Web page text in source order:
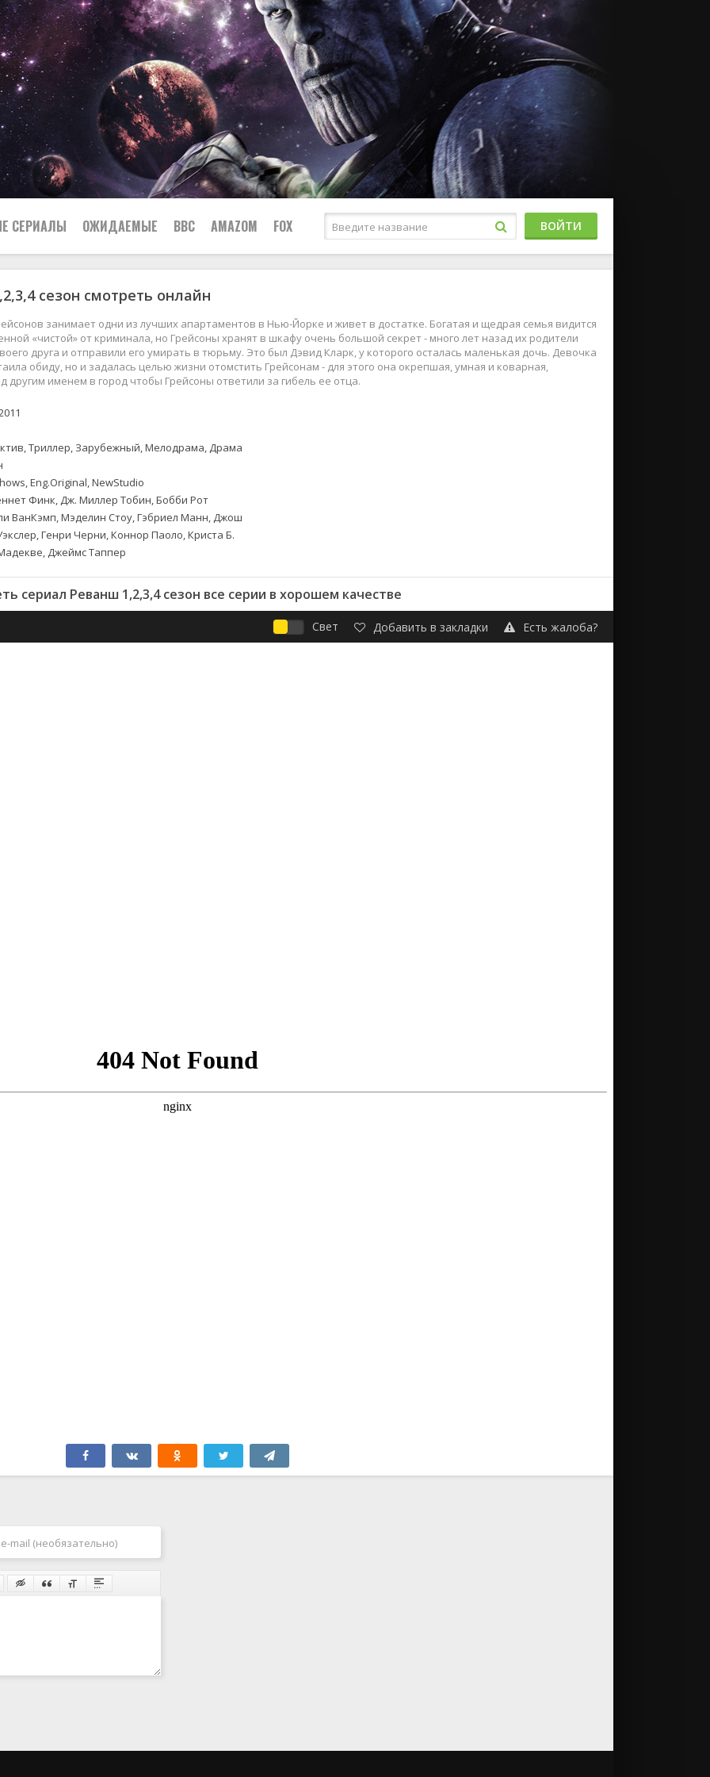
СЕРИАЛЫ
Боевики
Приключения
Детективы
Криминальные
Триллеры
Фантастика
Документальные
Военные
Семейные
Спортивные
ОЖИДАЕМЫЕ BBC AMAZOM FOX ВОЙТИ
сезон смотреть онлайн
занимает одни из лучших апартаментов в Нью-Йорке и живет в достатке. Богатая и щедрая семья видится
«чистой» от криминала, но Грейсоны хранят в шкафу очень большой секрет - много лет назад их родители
друга и отправили его умирать в тюрьму. Это был Дэвид Кларк, у которого осталась маленькая дочь. Девочка
обиду, но и задалась целью жизни отомстить Грейсонам - для этого она окрепшая, умная и коварная,
другим именем в город чтобы Грейсоны ответили за гибель ее отца.
Триллер, Зарубежный, Мелодрама, Драма
Eng.Original, NewStudio
Финк, Дж. Миллер Тобин, Бобби Рот
ВанКэмп, Мэделин Стоу, Гэбриел Манн, Джош
Генри Черни, Коннор Паоло, Криста Б.
Джеймс Таппер
сериал Реванш 1,2,3,4 сезон все серии в хорошем качестве
Свет Добавить в закладки Есть жалоба?